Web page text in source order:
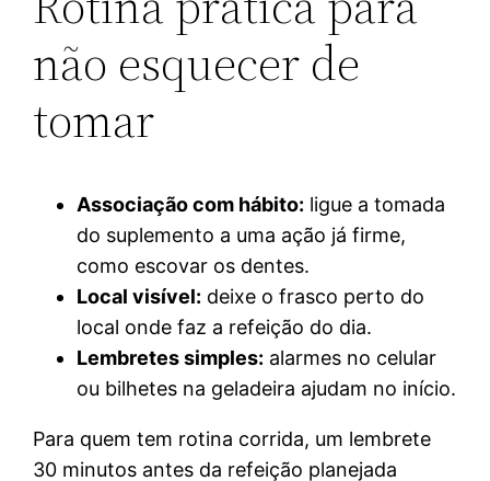
não esquecer de
tomar
Associação com hábito: ligue a tomada
do suplemento a uma ação já firme,
como escovar os dentes.
Local visível: deixe o frasco perto do
local onde faz a refeição do dia.
Lembretes simples: alarmes no celular
ou bilhetes na geladeira ajudam no início.
Para quem tem rotina corrida, um lembrete
30 minutos antes da refeição planejada